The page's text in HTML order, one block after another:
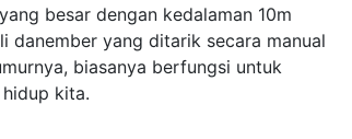
besar dengan kedalaman 10m
danember yang ditarik secara manual
biasanya berfungsi untuk
kita.